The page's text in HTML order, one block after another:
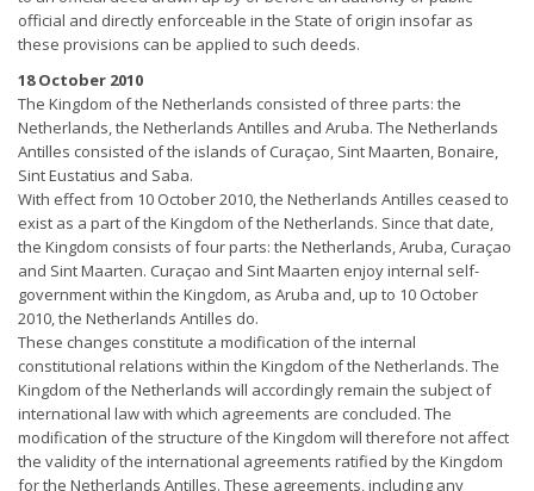
official and directly enforceable in the State of origin insofar as
these provisions can be applied to such deeds.
18 October 2010
The Kingdom of the Netherlands consisted of three parts: the
Netherlands, the Netherlands Antilles and Aruba. The Netherlands
Antilles consisted of the islands of Curaçao, Sint Maarten, Bonaire,
Sint Eustatius and Saba.
With effect from 10 October 2010, the Netherlands Antilles ceased to
exist as a part of the Kingdom of the Netherlands. Since that date,
the Kingdom consists of four parts: the Netherlands, Aruba, Curaçao
and Sint Maarten. Curaçao and Sint Maarten enjoy internal self-
government within the Kingdom, as Aruba and, up to 10 October
2010, the Netherlands Antilles do.
These changes constitute a modification of the internal
constitutional relations within the Kingdom of the Netherlands. The
Kingdom of the Netherlands will accordingly remain the subject of
international law with which agreements are concluded. The
modification of the structure of the Kingdom will therefore not affect
the validity of the international agreements ratified by the Kingdom
for the Netherlands Antilles. These agreements, including any